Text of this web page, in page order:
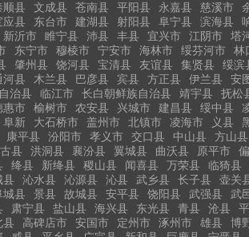
顺县 文成县 苍南县 平阳县 永嘉县 慈溪市
应县 东台市 建湖县 射阳县 阜宁县 滨海县
新沂市 睢宁县 沛县 丰县 宜兴市 江阴市 塔
东宁市 穆棱市 宁安市 海林市 绥芬河市 林
肇州县 饶河县 宝清县 友谊县 集贤县 绥滨
河县 木兰县 巴彦县 宾县 方正县 伊兰县 安
治县 临江市 长白朝鲜族自治县 靖宇县 抚松
惠市 榆树市 农安县 兴城市 建昌县 绥中县
阜新 大石桥市 盖州市 北镇市 凌海市 义县
康平县 汾阳市 孝义市 交口县 中山县 方山县
古县 洪洞县 襄汾县 翼城县 曲沃县 原平市
绛县 新绛县 稷山县 闻喜县 万荣县 临猗县
县 沁水县 沁源县 沁县 武乡县 长子县 壶关
城县 景县 故城县 安平县 饶阳县 武强县 武
肃宁县 盐山县 海兴县 东光县 青县 沧县
县 高碑店市 安国市 定州市 涿州市 雄县 博